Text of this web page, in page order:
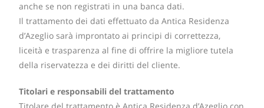
anche se non registrati in una banca dati.
Il trattamento dei dati effettuato da Antica Residenza
d’Azeglio sarà improntato ai principi di correttezza,
liceità e trasparenza al fine di offrire la migliore tutela
della riservatezza e dei diritti del cliente.
Titolari e responsabili del trattamento